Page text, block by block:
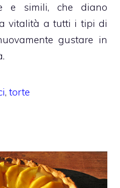
e simili, che diano
vitalità a tutti i tipi di
gustare in
,torte